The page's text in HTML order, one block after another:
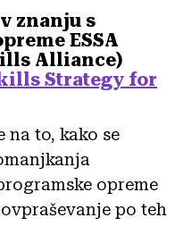
znanju s
ESSA
Alliance)
Strategy for
na to, kako se
opreme
po teh